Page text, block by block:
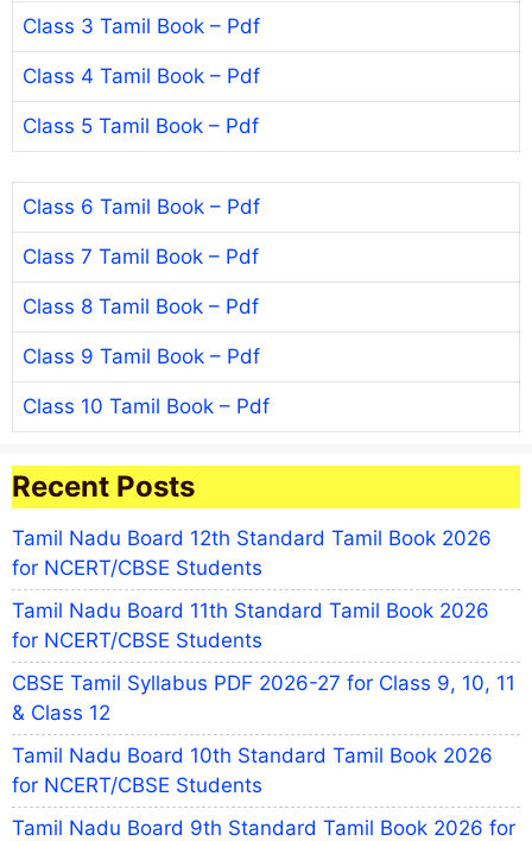
Class 3 Tamil Book – Pdf
Class 4 Tamil Book – Pdf
Class 5 Tamil Book – Pdf
Class 6 Tamil Book – Pdf
Class 7 Tamil Book – Pdf
Class 8 Tamil Book – Pdf
Class 9 Tamil Book – Pdf
Class 10 Tamil Book – Pdf
Recent Posts
Tamil Nadu Board 12th Standard Tamil Book 2026
for NCERT/CBSE Students
Tamil Nadu Board 11th Standard Tamil Book 2026
for NCERT/CBSE Students
CBSE Tamil Syllabus PDF 2026-27 for Class 9, 10, 11
& Class 12
Tamil Nadu Board 10th Standard Tamil Book 2026
for NCERT/CBSE Students
Tamil Nadu Board 9th Standard Tamil Book 2026 for